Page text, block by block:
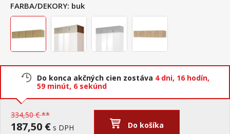
FARBA/DEKORY: buk
Do konca akčných cien zostáva 4 dni, 16 hodín,
59 minút, 5 sekúnd
334,50 € **
187,50 € s DPH Do košíka